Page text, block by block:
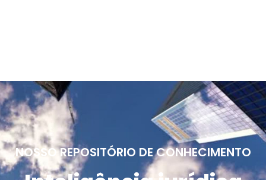
NOSSO REPOSITÓRIO DE CONHECIMENTO